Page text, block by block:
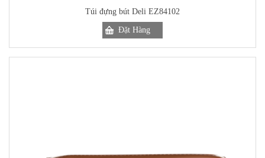
Túi đựng bút Deli EZ84102
Đặt Hàng